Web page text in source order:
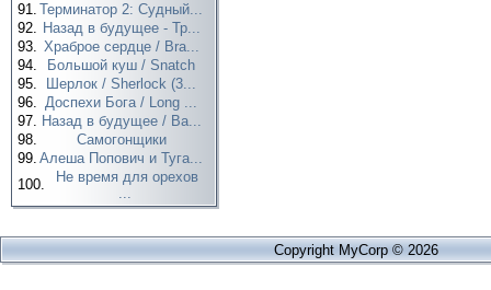
91. Терминатор 2: Судный...
92. Назад в будущее - Тр...
93. Храброе сердце / Bra...
94.
Большой куш / Snatch
95.
Шерлок / Sherlock (3...
96. Доспехи Бога / Long ...
97. Назад в будущее / Ba...
98.
Самогонщики
99. Алеша Попович и Туга...
100.
Не время для орехов
...
Copyright MyCorp © 2026